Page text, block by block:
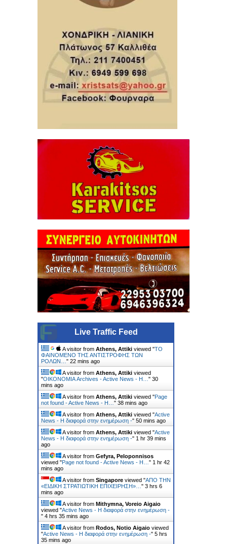
Live Traffic Feed
A visitor from Athens, Attiki viewed "ΤΟ
ΦΑΙΝΟΜΕΝΟ ΤΗΣ ΑΝΤΙΣΤΡΟΦΗΣ ΤΩΝ
ΡΟΛΩΝ… " 22 mins ago
A visitor from Athens, Attiki viewed
"ΟΙΚΟΝΟΜΙΑ Archives - Active News - Η… " 30
mins ago
A visitor from Athens, Attiki viewed "Page
not found - Active News - Η… " 38 mins ago
A visitor from Athens, Attiki viewed "Active
News - Η διαφορά στην ενημέρωση -" 50 mins ago
A visitor from Athens, Attiki viewed "Active
News - Η διαφορά στην ενημέρωση -" 1 hr 39 mins
ago
A visitor from Gefyra, Peloponnisos
viewed "Page not found - Active News - Η… " 1 hr 42
mins ago
A visitor from Singapore viewed "ΑΠΟ ΤΗΝ
«ΕΙΔΙΚΗ ΣΤΡΑΤΙΩΤΙΚΗ ΕΠΙΧΕΙΡΗΣΗ»… " 3 hrs 6
mins ago
A visitor from Mithymna, Voreio Aigaio
viewed "Active News - Η διαφορά στην ενημέρωση -
" 4 hrs 35 mins ago
A visitor from Rodos, Notio Aigaio viewed
"Active News - Η διαφορά στην ενημέρωση -" 5 hrs
35 mins ago